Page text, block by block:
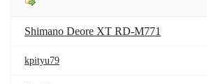
Shimano Deore XT RD-M771
kpityu79